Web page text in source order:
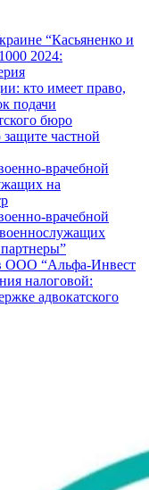
“Касьяненко и
2024:
кто имеет право,
подачи
бюро
частной
врачебной
на
врачебной
ООО “Альфа-Инвест
налоговой:
адвокатского